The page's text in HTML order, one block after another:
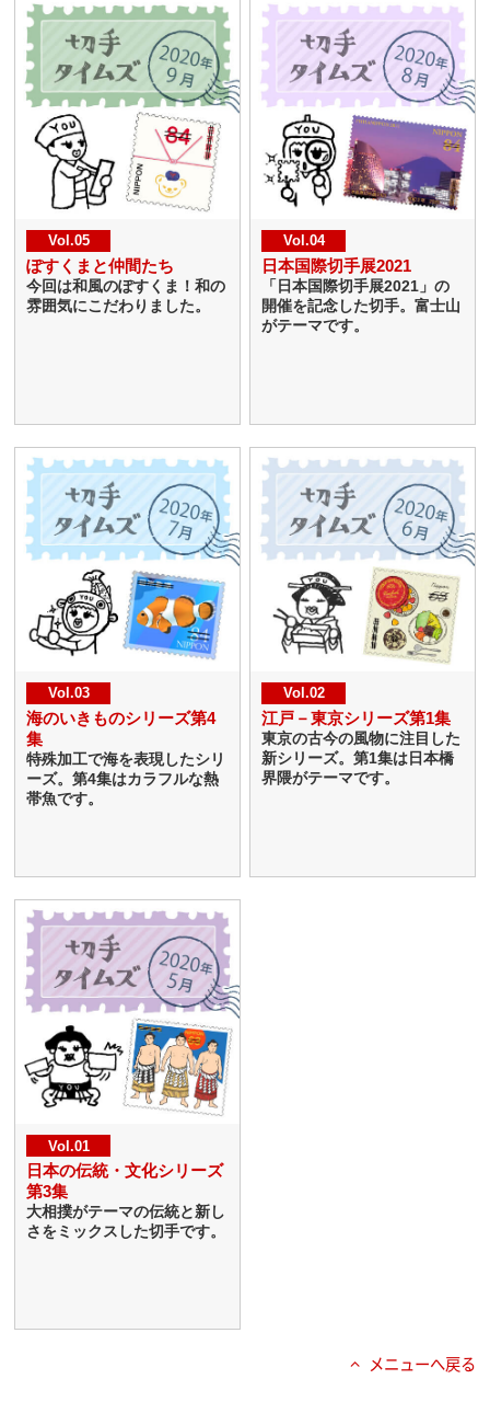
Vol.05
ぽすくまと仲間たち
今回は和風のぽすくま！和の
雰囲気にこだわりました。
Vol.04
日本国際切手展2021
「日本国際切手展2021」の
開催を記念した切手。富士山
がテーマです。
Vol.03
海のいきものシリーズ第4
集
特殊加工で海を表現したシリ
ーズ。第4集はカラフルな熱
帯魚です。
Vol.02
江戸－東京シリーズ第1集
東京の古今の風物に注目した
新シリーズ。第1集は日本橋
界隈がテーマです。
Vol.01
日本の伝統・文化シリーズ
第3集
大相撲がテーマの伝統と新し
さをミックスした切手です。
メニューへ戻る